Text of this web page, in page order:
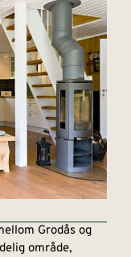
Grodås og
område,